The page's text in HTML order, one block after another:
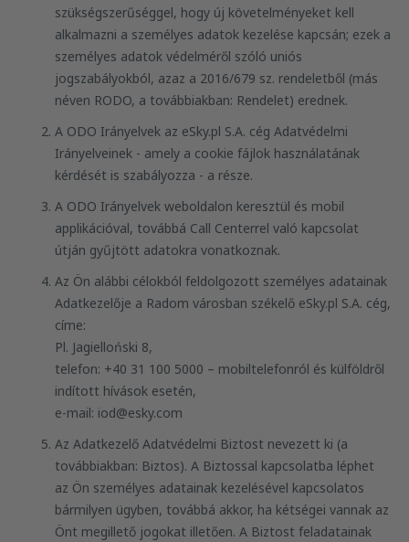
szükségszerűséggel, hogy új követelményeket kell
alkalmazni a személyes adatok kezelése kapcsán; ezek a
személyes adatok védelméről szóló uniós
jogszabályokból, azaz a 2016/679 sz. rendeletből (más
néven RODO, a továbbiakban: Rendelet) erednek.
A ODO Irányelvek az eSky.pl S.A. cég Adatvédelmi
Irányelveinek - amely a cookie fájlok használatának
kérdését is szabályozza - a része.
A ODO Irányelvek weboldalon keresztül és mobil
applikációval, továbbá Call Centerrel való kapcsolat
útján gyűjtött adatokra vonatkoznak.
Az Ön alábbi célokból feldolgozott személyes adatainak
Adatkezelője a Radom városban székelő eSky.pl S.A. cég,
címe:
Pl. Jagielloński 8,
telefon: +40 31 100 5000 – mobiltelefonról és külföldről
indított hívások esetén,
e-mail: iod@esky.com
Az Adatkezelő Adatvédelmi Biztost nevezett ki (a
továbbiakban: Biztos). A Biztossal kapcsolatba léphet
az Ön személyes adatainak kezelésével kapcsolatos
bármilyen ügyben, továbbá akkor, ha kétségei vannak az
Önt megillető jogokat illetően. A Biztost feladatainak